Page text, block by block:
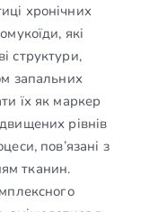
хронічних
які
структури,
запальних
їх як маркер
рівнів
пов’язані з
тканин.